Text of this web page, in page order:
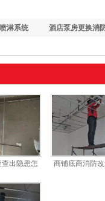
酒店泵房更换消
淋系统
出隐患怎
谱
商铺底商消防